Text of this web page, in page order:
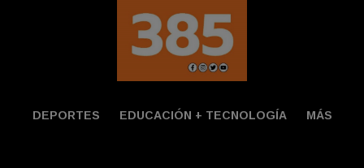
DEPORTES EDUCACIÓN + TECNOLOGÍ­A MÁS